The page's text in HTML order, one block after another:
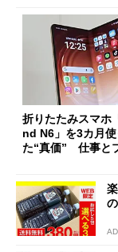
折りたたみスマホ
nd N6」を3カ月
た“真価” 仕事と